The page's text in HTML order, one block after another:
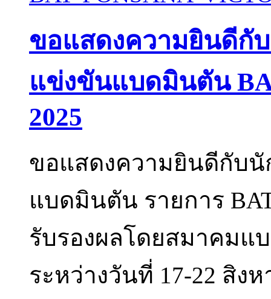
ขอแสดงความยินดีกับ
แข่งขันแบดมินตัน
2025
ขอแสดงความยินดีกับนั
แบดมินตัน รายการ
รับรองผลโดยสมาคมแ
ระหว่างวันที่ 17-22 สิ